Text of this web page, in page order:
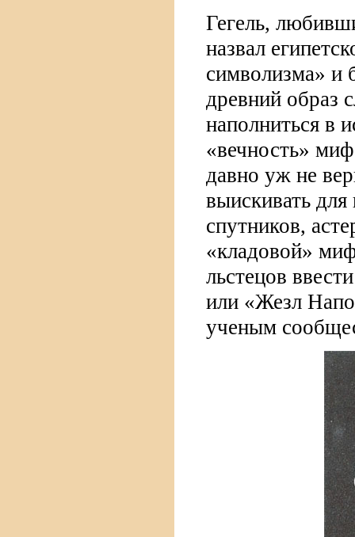
Гегель,
назвал
символизма» и
древний образ
наполниться в
«вечность»
давно уж не
выискивать
спутников,
«кладовой»
льстецов
или «Жезл
ученым